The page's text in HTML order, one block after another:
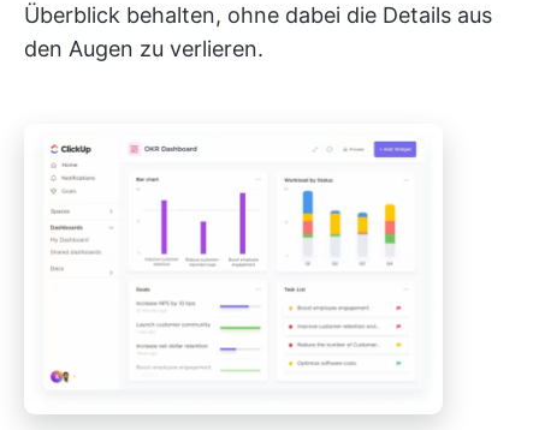
Überblick behalten, ohne dabei die Details aus
den Augen zu verlieren.